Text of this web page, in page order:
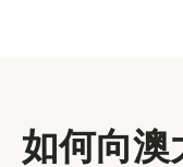
如何向澳